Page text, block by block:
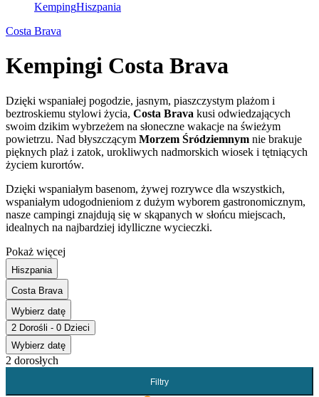
KempingHiszpania
Costa Brava
Kempingi Costa Brava
Dzięki wspaniałej pogodzie, jasnym, piaszczystym plażom i
beztroskiemu stylowi życia, Costa Brava kusi odwiedzających
swoim dzikim wybrzeżem na słoneczne wakacje na świeżym
powietrzu. Nad błyszczącym Morzem Śródziemnym nie brakuje
pięknych plaż i zatok, urokliwych nadmorskich wiosek i tętniących
życiem kurortów.
Dzięki wspaniałym basenom, żywej rozrywce dla wszystkich,
wspaniałym udogodnieniom z dużym wyborem gastronomicznym,
nasze campingi znajdują się w skąpanych w słońcu miejscach,
idealnych na najbardziej idylliczne wycieczki.
Pokaż więcej
Hiszpania
Costa Brava
Wybierz datę
2 Dorośli - 0 Dzieci
Wybierz datę
2 dorosłych
Filtry